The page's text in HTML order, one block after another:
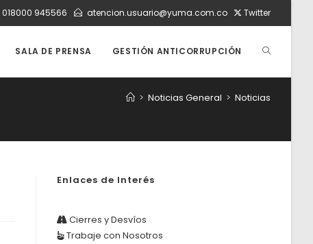
018000 945566 atencion.usuario@yuma.com.co Twitter
SALA DE PRENSA GESTIÓN ANTICORRUPCIÓN ALTERNAR
BÚSQUEDA
> Noticias General > Noticias
Enlaces de Interés
Cierres y Desvíos
Trabaje con Nosotros